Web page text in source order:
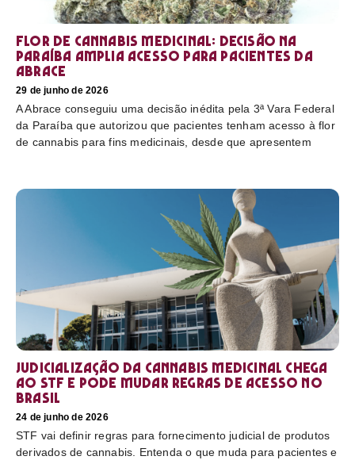
Flor de cannabis medicinal: decisão na
Paraíba amplia acesso para pacientes da
Abrace
29 de junho de 2026
A Abrace conseguiu uma decisão inédita pela 3ª Vara Federal
da Paraíba que autorizou que pacientes tenham acesso à flor
de cannabis para fins medicinais, desde que apresentem
Judicialização da cannabis medicinal chega
ao STF e pode mudar regras de acesso no
Brasil
24 de junho de 2026
STF vai definir regras para fornecimento judicial de produtos
derivados de cannabis. Entenda o que muda para pacientes e